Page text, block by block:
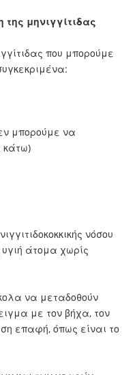
μηνιγγίτιδας
που μπορούμε
μπορούμε να
κάτω)
νόσου
άτομα χωρίς
να μεταδοθούν
με τον βήχα, τον
επαφή, όπως είναι το